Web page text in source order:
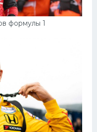
формулы 1